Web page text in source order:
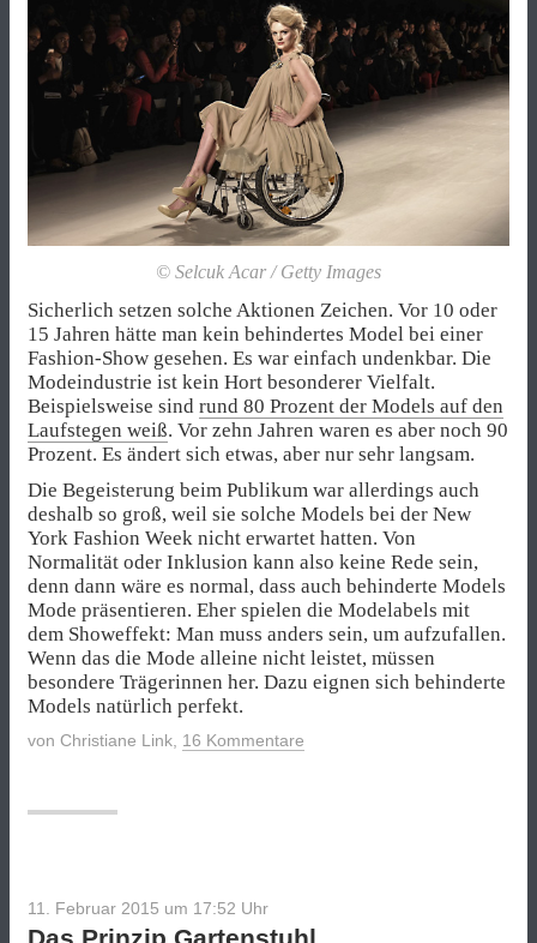
© Selcuk Acar / Getty Images
Sicherlich setzen solche Aktionen Zeichen. Vor 10 oder
15 Jahren hätte man kein behindertes Model bei einer
Fashion-Show gesehen. Es war einfach undenkbar. Die
Modeindustrie ist kein Hort besonderer Vielfalt.
Beispielsweise sind rund 80 Prozent der Models auf den
Laufstegen weiß. Vor zehn Jahren waren es aber noch 90
Prozent. Es ändert sich etwas, aber nur sehr langsam.
Die Begeisterung beim Publikum war allerdings auch
deshalb so groß, weil sie solche Models bei der New
York Fashion Week nicht erwartet hatten. Von
Normalität oder Inklusion kann also keine Rede sein,
denn dann wäre es normal, dass auch behinderte Models
Mode präsentieren. Eher spielen die Modelabels mit
dem Showeffekt: Man muss anders sein, um aufzufallen.
Wenn das die Mode alleine nicht leistet, müssen
besondere Trägerinnen her. Dazu eignen sich behinderte
Models natürlich perfekt.
von Christiane Link 16 Kommentare
11. Februar 2015 um 17:52 Uhr